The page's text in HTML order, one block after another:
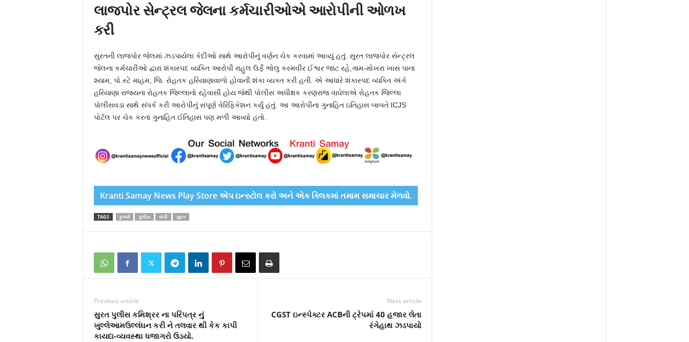
લાજપોર સેન્ટ્રલ જેલના કર્મચારીઓએ આરોપીની ઓળખ
કરી
સુરતની લાજપોર જેલમાં ઝડપાયેલા કેદીઓ સાથે આરોપીનું વર્ણન ચેક કરવામાં આવ્યું હતું. સુરત લાજપોર સેન્ટ્રલ
જેલના કર્મચારીઓ દ્વારા શંકાસ્પદ વ્યક્તિ આરોપી રાહુલ ઉર્ફે ભોલુ કરમવીર ઈશ્વર જાટ રહે,ગામ-મોખરા ખાસ પાના
શ્યામ, પો.સ્ટે માહમ, જિ. રોહતક હરિયાણાવાળો હોવાની શંકા વ્યક્ત કરી હતી. એ આધારે શંકાસ્પદ વ્યક્તિ અંગે
હરિયાણા રાજ્યના રોહતક જિલ્લાનો રહેવાસી હોય જેથી પોલીસ અધીક્ષક કરણરાજ વાઘેલાએ રોહતક જિલ્લા
પોલીસવડા સાથે સંપર્ક કરી આરોપીનું સંપૂર્ણ વેરિફિકેશન કર્યું હતું. આ આરોપીના ગુનાહિત ઇતિહાસ બાબતે ICJS
પોર્ટલ પર ચેક કરતાં ગુનાહિત ઈતિહાસ પણ મળી આવ્યો હતો.
Kranti Samay News Play Store એપ ઇન્સ્ટોલ કરો અને એક ક્લિકમાં તમામ સમાચાર મેળવો.
TAGS દુષ્કર્મ પુલીસ વાપી સુરત
Previous article
સુરત પુલીસ કમિશ્રર ના પરિપત્ર નું
ખુલ્લેઆમઉલ્લંઘન કરી ને તલવાર થી કેક કાપી
કાયદા-વ્યવસ્થા ધજાગરો ઉડયો.
Next article
CGST ઇન્સ્પેક્ટર ACBની ટ્રેપમાં 40 હજાર લેતા
રંગેહાથ ઝડપાયો